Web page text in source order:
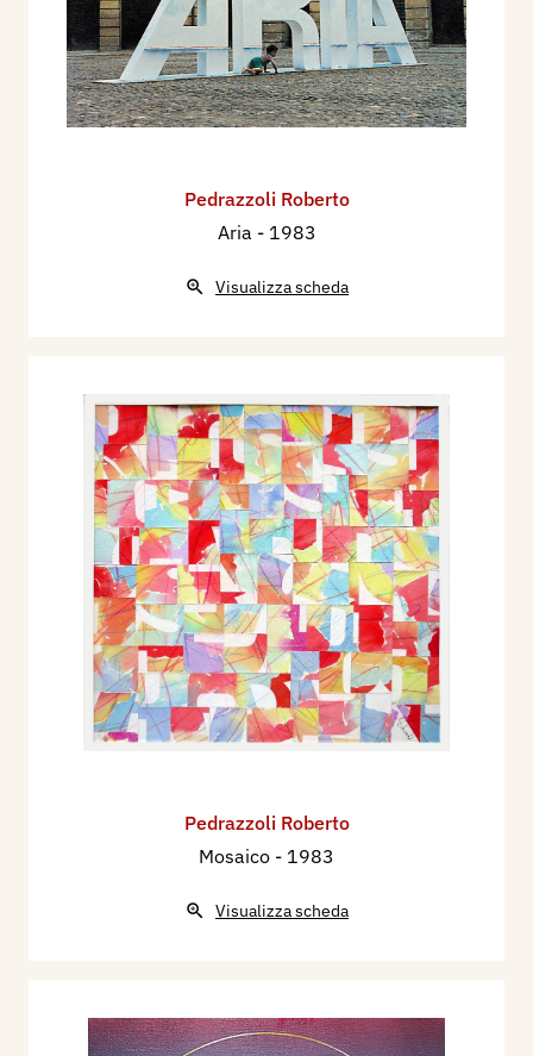
Pedrazzoli Roberto
Aria - 1983
Visualizza scheda
Pedrazzoli Roberto
Mosaico - 1983
Visualizza scheda